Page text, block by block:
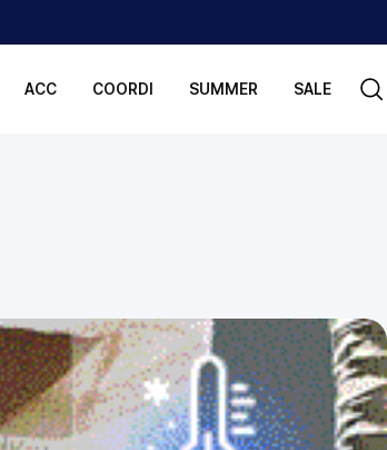
ACC COORDI SUMMER SALE